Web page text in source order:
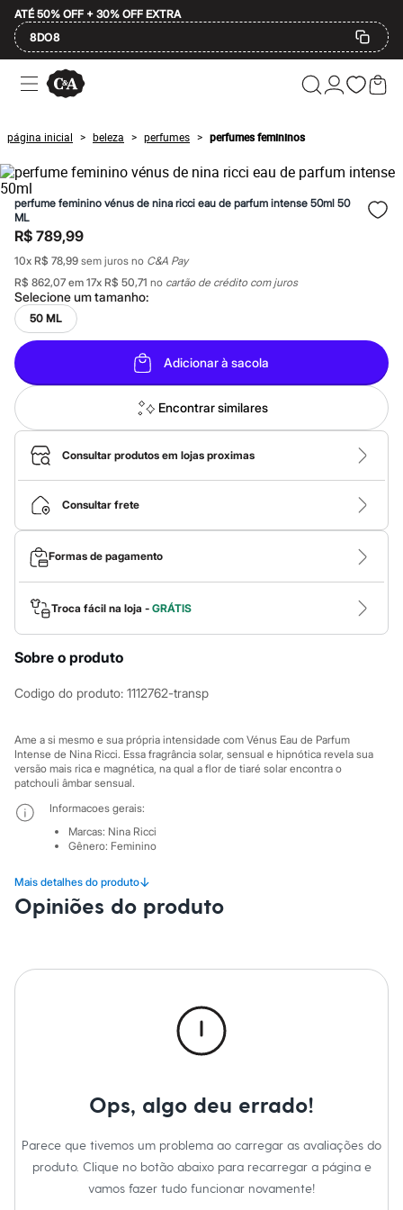
ATÉ 50% OFF + 30% OFF EXTRA
8DO8
Ofertas
Compre por Departamento
Masculino
Infantil
Calçados
Mindse7
Plus Size
Até 20% off
Até 40% off
Até 60% off
A partir de 60% off
Feminino
Em alta
Inverno
Alfaiataria
Novidades
Roupas
Blusas e Camisetas
Básicos
Calças
Casacos e Jaquetas
Jeans
Macacões
Saias
Shorts e Bermudas
Vestidos
Acessórios
Bolsas
Bonés e Chapéus
Bijoux
Cintos
Óculos
Relógios
Calçados
Botas
Chinelos
Sandálias
Tênis
Marcas
City
Clock House
Mindset
Sawary
Yessica
Moda esportiva
Blusas
Calçados
Leggings
Shorts e Bermudas
Calcinhas
Cintas e Modeladores
Saídas de praia
Personagens
Plus size
Blusas e Camisetas
Calças
Casacos e Jaquetas
página inicial > beleza > perfumes > perfumes femininos
perfume feminino vénus de nina ricci eau de parfum intense 50ml 50
ML
R$ 789,99
10x R$ 78,99 sem juros no C&A Pay
R$ 862,07 em 17x R$ 50,71 no cartão de crédito com juros
Selecione umtamanho:
50 ML
Adicionar à sacola
Encontrar similares
Consultar produtos em lojas proximas
Consultar frete
Formas de pagamento
Troca fácil na loja - GRÁTIS
Sobre o produto
Codigo do produto: 1112762-transp
Ame a si mesmo e sua própria intensidade com Vénus Eau de Parfum
Intense de Nina Ricci. Essa fragrância solar, sensual e hipnótica revela sua
versão mais rica e magnética, na qual a flor de tiaré solar encontra o
patchouli âmbar sensual.
Mais detalhes do produto↓
Informacoes gerais:
Marcas: Nina Ricci
Gênero: Feminino
Opiniões do produto
Ops, algo deu errado!
Parece que tivemos um problema ao carregar as avaliações do
produto. Clique no botão abaixo para recarregar a página e
vamos fazer tudo funcionar novamente!